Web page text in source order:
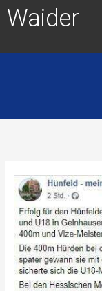
Waider